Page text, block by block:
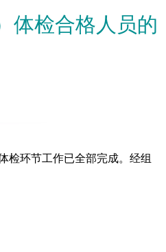
体检合格人员的
检环节工作已全部完成。经组